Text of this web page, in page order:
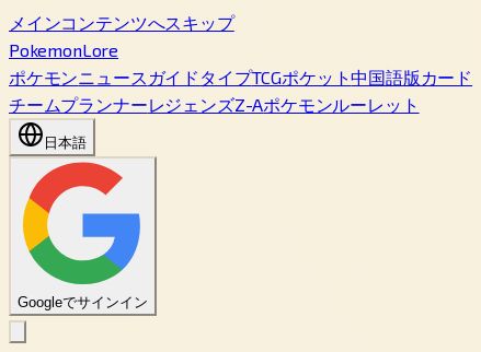
メインコンテンツへスキップ
PokemonLore
ポケモンニュース ガイド タイプTCGポケット中国語版カード
チームプランナーレジェンズZ-Aポケモンルーレット
日本語
Googleでサインイン